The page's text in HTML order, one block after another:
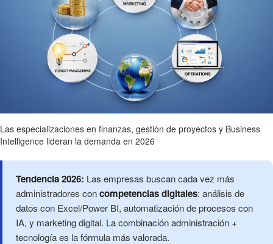
Las especializaciones en finanzas, gestión de proyectos y Business
Intelligence lideran la demanda en 2026
Tendencia 2026: Las empresas buscan cada vez más
administradores concompetencias digitales: análisis de
datos con Excel/Power BI, automatización de procesos con
IA, y marketing digital. La combinación administración +
tecnología es la fórmula más valorada.